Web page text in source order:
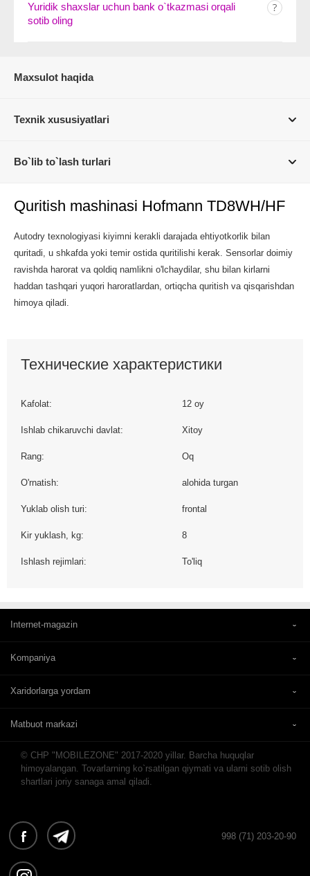
Yuridik shaxslar uchun bank o`tkazmasi orqali
sotib oling
Maxsulot haqida
Texnik xususiyatlari
Bo`lib to`lash turlari
Quritish mashinasi Hofmann TD8WH/HF
Autodry texnologiyasi kiyimni kerakli darajada ehtiyotkorlik bilan
quritadi, u shkafda yoki temir ostida quritilishi kerak. Sensorlar doimiy
ravishda harorat va qoldiq namlikni o'lchaydilar, shu bilan kirlarni
haddan tashqari yuqori haroratlardan, ortiqcha quritish va qisqarishdan
himoya qiladi.
Технические характеристики
Kafolat: 12 oy
Ishlab chikaruvchi davlat: Xitoy
Rang: Oq
O'rnatish: alohida turgan
Yuklab olish turi: frontal
Kir yuklash, kg: 8
Ishlash rejimlari: To'liq
Internet-magazin
Kompaniya
Xaridorlarga yordam
Matbuot markazi
© CHP "MOBILEZONE" 2017-2020 yillar. Barcha huquqlar
himoyalangan. Tovarlarning ko`rsatilgan qiymati va ularni sotib olish
shartlari joriy sanaga amal qiladi.
998 (71) 203-20-90